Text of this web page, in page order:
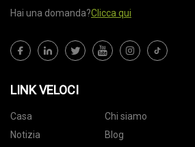
Hai una domanda?Clicca qui
LINK VELOCI
Casa Chi siamo
Notizia
Blog